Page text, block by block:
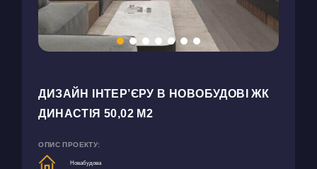
ДИЗАЙН ІНТЕР’ЄРУ В НОВОБУДОВІ ЖК
ДИНАСТІЯ 50,02 М2
ОПИС ПРОЕКТУ:
Новабудова